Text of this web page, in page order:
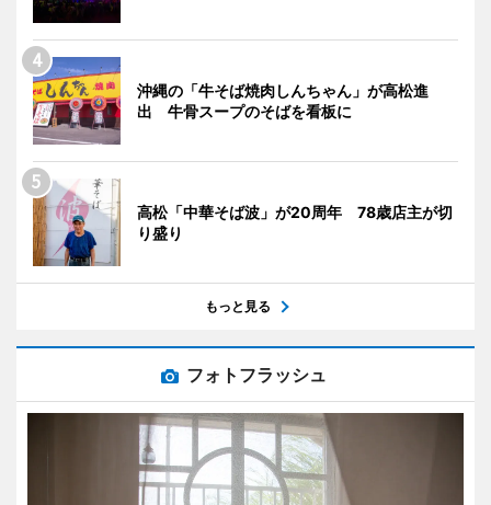
沖縄の「牛そば焼肉しんちゃん」が高松進
出 牛骨スープのそばを看板に
高松「中華そば波」が20周年 78歳店主が切
り盛り
もっと見る
フォトフラッシュ